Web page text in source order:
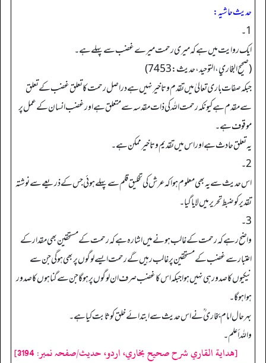
حدیث حاشیہ:
1۔
ایک روایت میں ہے کہ میری رحمت میرے غضب سے پہلے ہے۔
(صحیح البخاري، التوحید، حدیث: 7453)
جبکہ صفات باری تعالیٰ میں تقدم و تاخیر نہیں ہے دراصل رحمت کا تعلق غضب کے تعلق
سے مقدم ہے کیونکہ رحمت اللہ کی ذات مقدسہ سے متعلق ہے اور غضب انسان کے عمل پر
موقوف ہے۔
یہ تعلق حادث ہے اور اس میں تقدیم و تاخیر ممکن ہے۔
2۔
اس حدیث سے یہ بھی معلوم ہوا کہ عرش کی تخلیق قلم سے پہلے ہوئی جس کے ذریعے سے نوشتہ
تقدیر کو ضبط تحریر میں لایا گیا۔
3۔
واضح رہے کہ رحمت کے غالب ہونے میں اشارہ ہے کہ رحمت کے مستحقین بھی مقدار کے
اعتبار سے غضب کے مستحقین پر غالب رہیں گےرحمت ایسے لوگوں پر بھی ہوگی جن سے
نیکیوں کا صدورہی نہیں ہوا جبکہ اس کا غضب صرف ان لوگوں پر ہوگا جن سے گناہوں کا صدور
ہوا ہوگا۔
بہر حال امام بخاری ؒنے اس حدیث سے ابتدائے خلق کو ثابت کیا ہے۔
واللہ أعلم۔
[هداية القاري شرح صحيح بخاري، اردو، حدیث/صفحہ نمبر: 3194]